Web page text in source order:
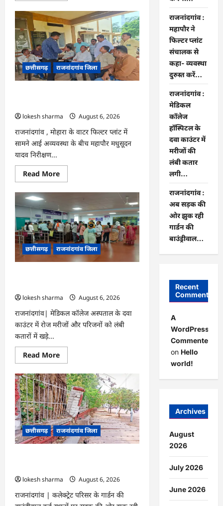
राजनांदगांव
:
107
करोड़
बकाया,
प्री-
पेड
व्यवस्था
में
3
माह
कंपनी…
छत्तीसगढ़ राजनांदगांव जिला
lokesh sharma
August 6, 2026
राजनांदगांव , मोहारा के वाटर फिल्टर प्लांट में
सामने आई अव्यवस्था के बीच महापौर मधुसूदन
यादव निरीक्षण...
Read MoreRead
more
राजनांदगांव
महापौर
ने
फिल्टर
प्लांट
संचालक
से
कहा-
व्यवस्था
दुरुस्त
छत्तीसगढ़ राजनांदगांव जिला
lokesh sharma
August 6, 2026
राजनांदगांव| मेडिकल कॉलेज अस्पताल के दवा
काउंटर में रोज मरीजों और परिजनों को लंबी
कतारों में खड़े...
Read MoreRead
more
राजनांदगांव
:
मेडिकल
कॉलेज
हॉस्पिटल
के
दवा
काउंटर
में
मरीजों
की
छत्तीसगढ़ राजनांदगांव जिला
lokesh sharma
August 6, 2026
राजनांदगांव | कलेक्ट्रेट परिसर के गार्डन की
राजनांदगांव :
महापौर ने
फिल्टर प्लांट
संचालक से
कहा- व्यवस्था
दुरुस्त करें…
राजनांदगांव :
मेडिकल
कॉलेज
हॉस्पिटल के
दवा काउंटर में
मरीजों की
लंबी कतार
लगी…
राजनांदगांव :
अब सड़क की
ओर झुक रही
गार्डन की
बाउंड्रीवाल…
Recent
Comments
A
WordPress
Commenter
on Hello
world!
Archives
August
2026
July 2026
June 2026